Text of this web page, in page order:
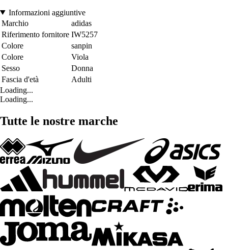
Informazioni aggiuntive
Marchio
adidas
Riferimento fornitore IW5257
Colore
sanpin
Colore
Viola
Sesso
Donna
Fascia d'età
Adulti
Loading...
Loading...
Tutte le nostre marche